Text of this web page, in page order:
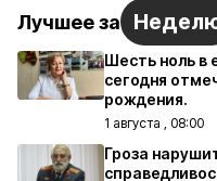
Лучшее за
Шесть ноль в
сегодня
рождения.
1 августа , 08:00
Гроза